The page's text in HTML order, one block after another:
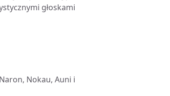
głoskami
Nokau, Auni i